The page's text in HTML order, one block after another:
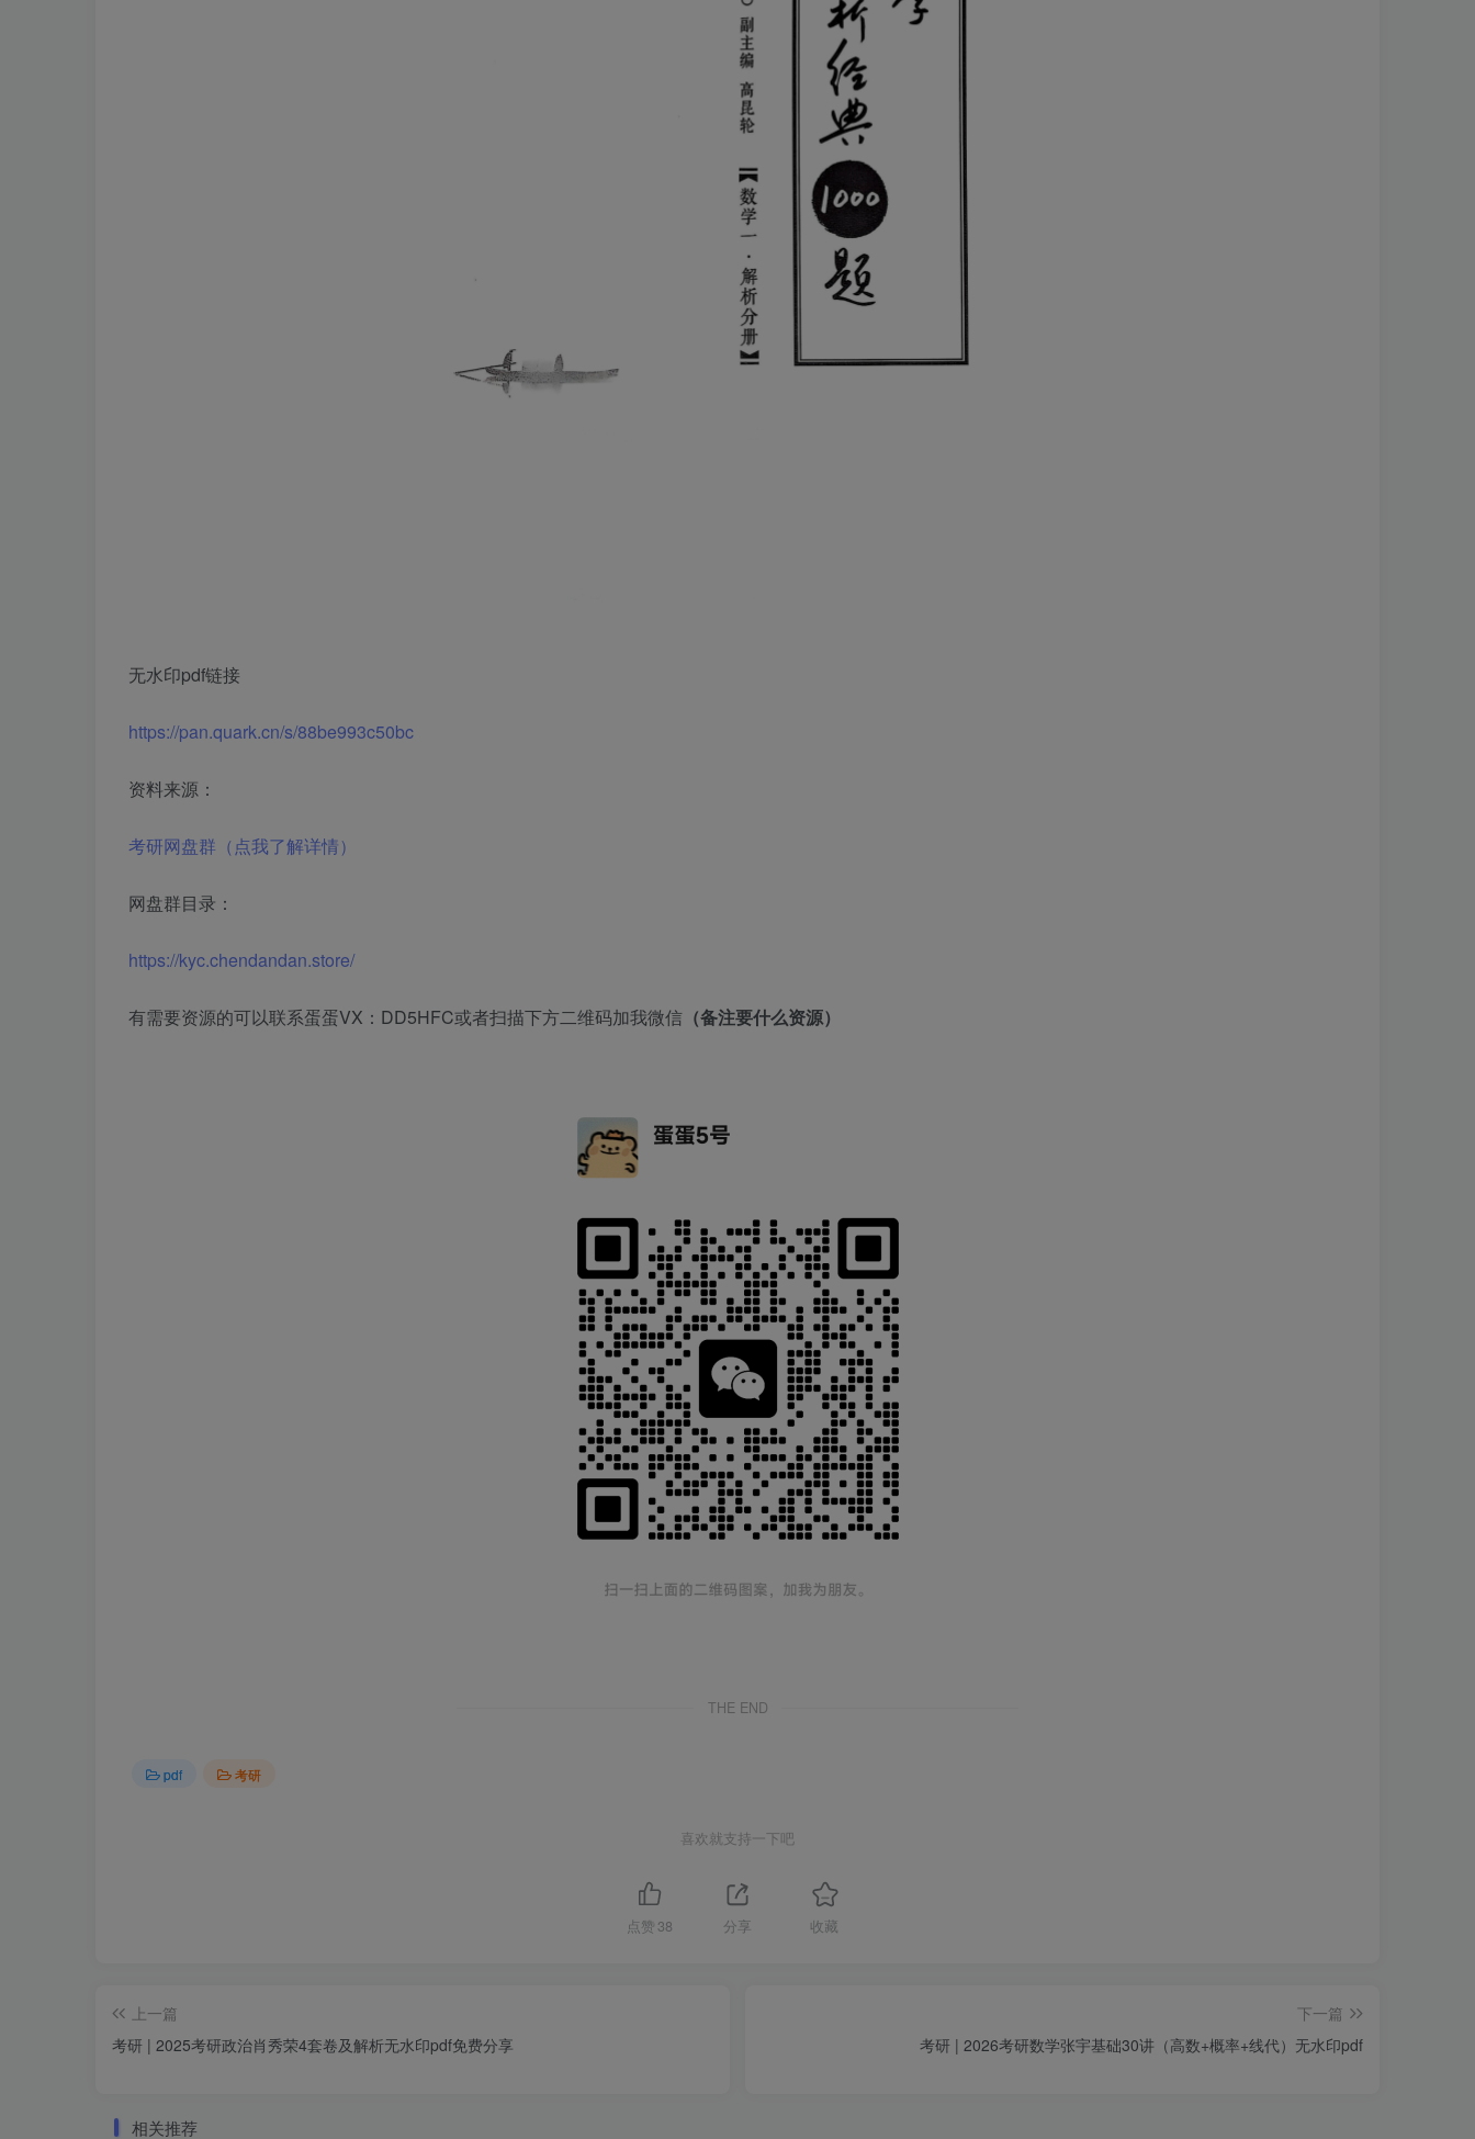
无水印pdf链接
https://pan.quark.cn/s/88be993c50bc
资料来源：
考研网盘群（点我了解详情）
网盘群目录：
https://kyc.chendandan.store/
有需要资源的可以联系蛋蛋VX：DD5HFC或者扫描下方二维码加我微信 （备注要什么资源）
THE END
pdf 考研
喜欢就支持一下吧
点赞 38 分享 收藏
上一篇
考研 | 2025考研政治肖秀荣4套卷及解析无水印pdf免费分享
下一篇
考研 | 2026考研数学张宇基础30讲（高数+概率+线代）无水印pdf
相关推荐